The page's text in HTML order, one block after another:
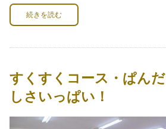
続きを読む
すくすくコース・ぱん
しさいっぱい！